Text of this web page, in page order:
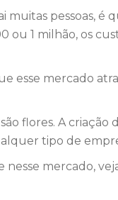
muitas pessoas,
ou 1 milhão, os
esse mercado
flores. A
tipo de
nesse mercado,